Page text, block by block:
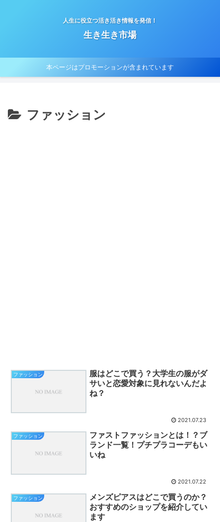
人生に役立つ活き活き情報を発信！
生き生き市場
本ページはプロモーションが含まれています
ファッション
ファッション
服はどこで買う？大学生の服がダ
サいと恋愛対象に見れないんだよ
ね？
2021.07.23
ファッション
ファストファッションとは！？ブ
ランド一覧！プチプラコーデもい
いね
2021.07.22
ファッション
メンズピアスはどこで買うのか？
おすすめのショップを紹介してい
ます